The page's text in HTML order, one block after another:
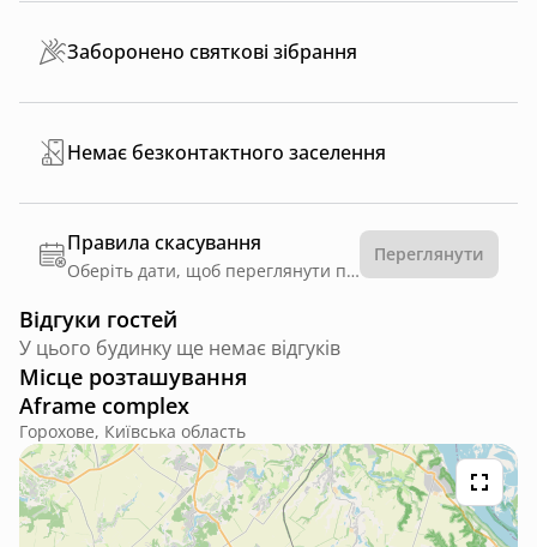
Заборонено святкові зібрання
Немає безконтактного заселення
Правила скасування
Оберіть дати, щоб переглянути правила
Переглянути
Відгуки гостей
У цього будинку ще немає відгуків
Місце розташування
Aframe complex
Горохове, Київська область